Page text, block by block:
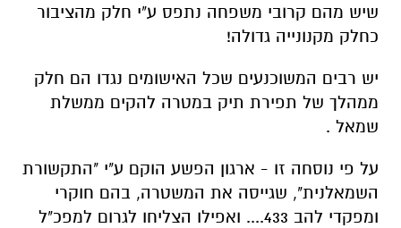
שיש מהם קרובי משפחה נתפס ע"י חלק מהציבור
כחלק מקנונייה גדולה!
יש רבים המשוכנעים שכל האישומים נגדו הם חלק
ממהלך של תפירת תיק במטרה להקים ממשלת
שמאל .
על פי נוסחה זו - ארגון הפשע הוקם ע"י "התקשורת
השמאלנית", שגייסה את המשטרה, בהם חוקרי
ומפקדי להב 433.... ואפילו הצליחו לגרום למפכ"ל